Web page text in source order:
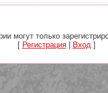
могут только
[ Регистрация| Вход]